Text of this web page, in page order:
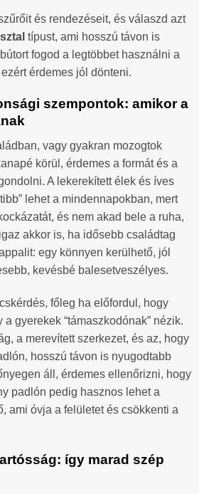
és rendezéseit, és válaszd azt
típust, ami hosszú távon is
fogod a legtöbbet használni a
érdemes jól dönteni.
szempontok: amikor a
vagy gyakran mozogtok
körül, érdemes a formát és a
A lekerekített élek és íves
lehet a mindennapokban, mert
és nem akad bele a ruha,
akkor is, ha idősebb családtag
egy könnyen kerülhető, jól
kevésbé balesetveszélyes.
főleg ha előfordul, hogy
gyerekek “támaszkodónak” nézik.
a merevített szerkezet, és az, hogy
hosszú távon is nyugodtabb
áll, érdemes ellenőrizni, hogy
padlón pedig hasznos lehet a
ami óvja a felületet és csökkenti a
így marad szép